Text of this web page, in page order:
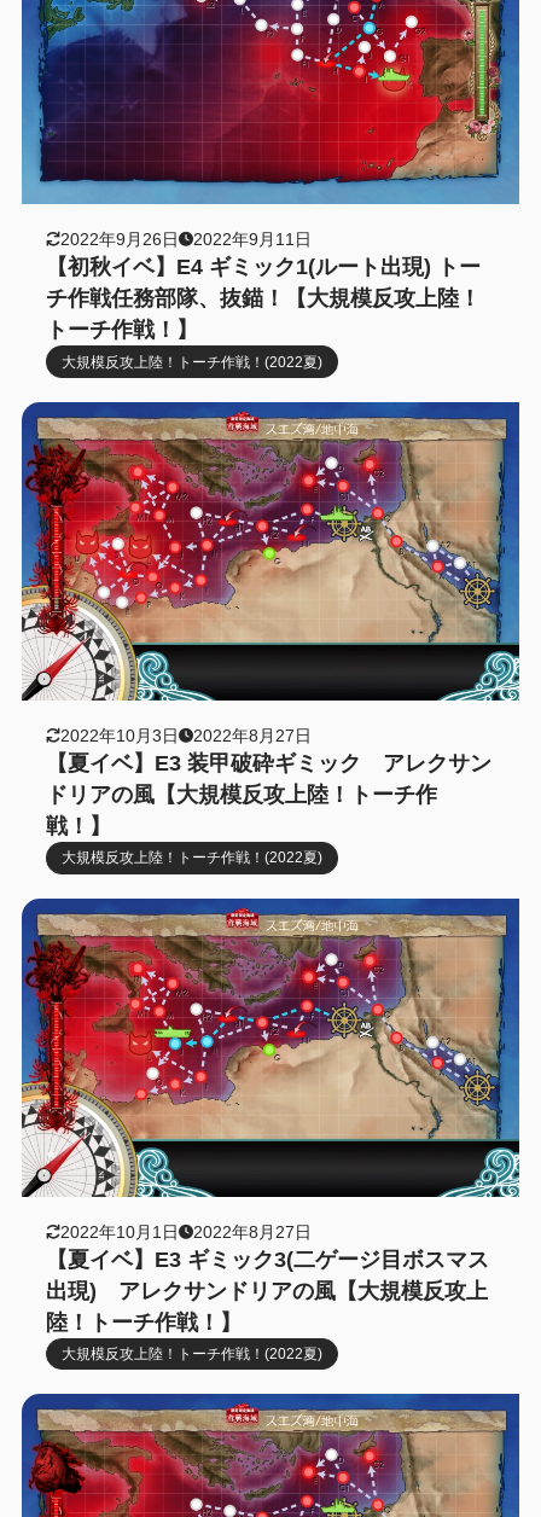
2022年9月26日 2022年9月11日
【初秋イベ】E4 ギミック1(ルート出現) トー
チ作戦任務部隊、抜錨！【大規模反攻上陸！
トーチ作戦！】
大規模反攻上陸！トーチ作戦！(2022夏)
2022年10月3日 2022年8月27日
【夏イベ】E3 装甲破砕ギミック アレクサン
ドリアの風【大規模反攻上陸！トーチ作
戦！】
大規模反攻上陸！トーチ作戦！(2022夏)
2022年10月1日 2022年8月27日
【夏イベ】E3 ギミック3(二ゲージ目ボスマス
出現) アレクサンドリアの風【大規模反攻上
陸！トーチ作戦！】
大規模反攻上陸！トーチ作戦！(2022夏)